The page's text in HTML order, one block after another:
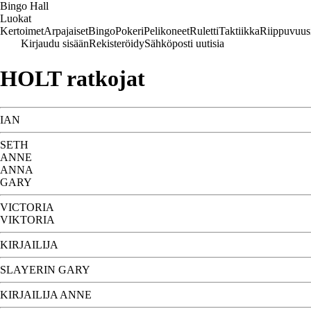
Bingo Hall
Luokat
KertoimetArpajaisetBingoPokeriPelikoneetRulettiTaktiikkaRiippuvuus
Kirjaudu sisäänRekisteröidySähköposti uutisia
HOLT ratkojat
IAN
SETH
ANNE
ANNA
GARY
VICTORIA
VIKTORIA
KIRJAILIJA
SLAYERIN GARY
KIRJAILIJA ANNE